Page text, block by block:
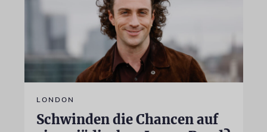
LONDON
Schwinden die Chancen auf